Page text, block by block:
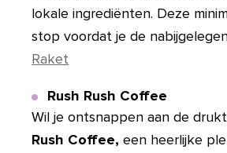
lokale ingrediënten. Deze
stop voordat je de
Raket
Rush Rush Coffee
Wil je ontsnappen aan de
Rush Coffee, een heerlijke